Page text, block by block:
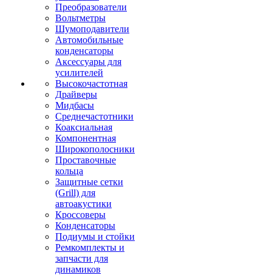
Преобразователи
Вольтметры
Шумоподавители
Автомобильные
конденсаторы
Аксессуары для
усилителей
Высокочастотная
Драйверы
Мидбасы
Среднечастотники
Коаксиальная
Компонентная
Широкополосники
Проставочные
кольца
Защитные сетки
(Grill) для
автоакустики
Кроссоверы
Конденсаторы
Подиумы и стойки
Ремкомплекты и
запчасти для
динамиков